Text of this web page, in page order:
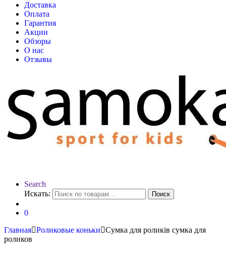
Доставка
Оплата
Гарантия
Акции
Обзоры
О нас
Отзывы
Search
Искать:
Поиск
0
Главная Роликовые коньки
Сумка для роликів сумка для
роликов